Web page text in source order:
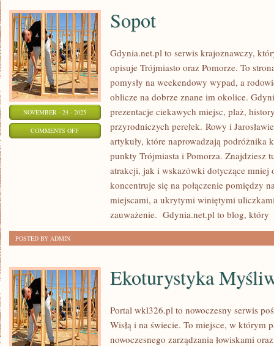
NOVEMBER - 24 - 2025
COMMENTS OFFON
Sopot
Gdynia.net.pl to serwis krajoznawczy,
opisuje Trójmiasto oraz Pomorze. To
pomysły na weekendowy wypad, a
oblicze na dobrze znane im okolice.
prezentacje ciekawych miejsc, plaż,
przyrodniczych perełek. Rowy i
artykuły, które naprowadzają podróżnika
punkty Trójmiasta i Pomorza. Znajdziesz
atrakcji, jak i wskazówki dotyczące
koncentruje się na połączenie pomiędzy
miejscami, a ukrytymi winiętymi
zauważenie. Gdynia.net.pl to blog, który
POSTED BY ADMIN
Ekoturystyka
Portal wkl326.pl to nowoczesny serwis
Wisłą i na świecie. To miejsce, w którym
nowoczesnego zarządzania łowiskami